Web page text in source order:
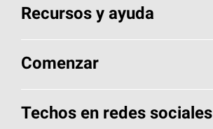
Elija sus tejas
Encuentre un contratista
Componentes para techos
Recursos y ayuda
Aspectos básicos sobre techos
Herramientas de diseño y color
Comenzar
Llame al 1-800-GET-PINK®
Techos en redes sociales